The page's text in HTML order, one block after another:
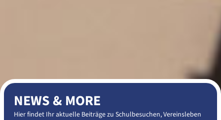
NEWS & MORE
Hier findet Ihr aktuelle Beiträge zu Schulbesuchen, Vereinsleben